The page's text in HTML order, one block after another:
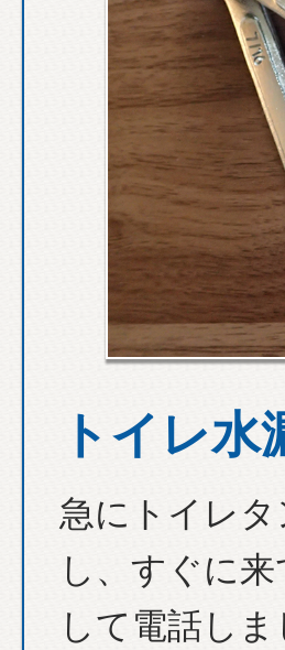
トイレ水
急にトイレ
し、すぐに
して電話し